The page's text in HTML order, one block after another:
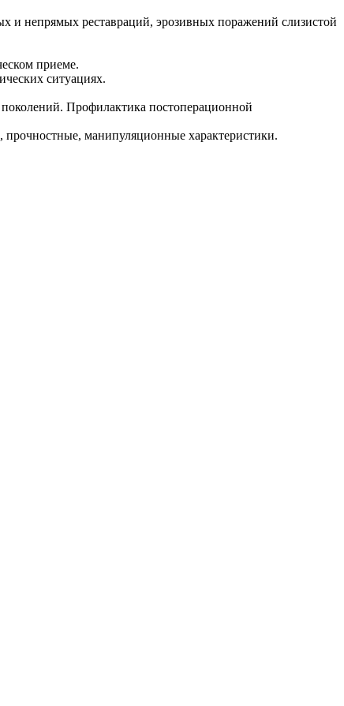
и непрямых реставраций, эрозивных поражений слизистой
приеме.
ситуациях.
Профилактика постоперационной
манипуляционные характеристики.